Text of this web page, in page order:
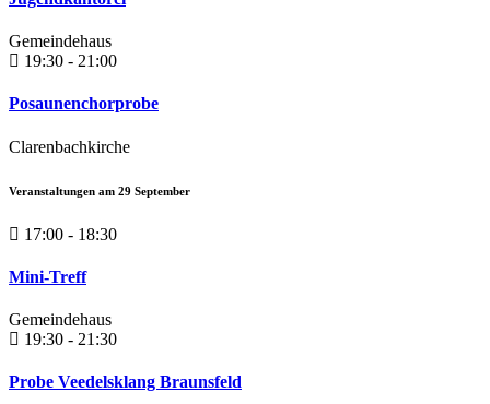
Gemeindehaus
19:30 - 21:00
Posaunenchorprobe
Clarenbachkirche
Veranstaltungen am 29 September
17:00 - 18:30
Mini-Treff
Gemeindehaus
19:30 - 21:30
Probe Veedelsklang Braunsfeld